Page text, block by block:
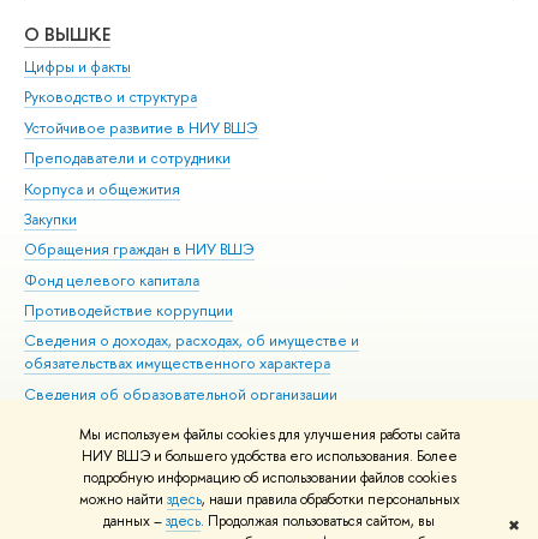
Мы используем файлы cookies для улучшения работы сайта
НИУ ВШЭ и большего удобства его использования. Более
подробную информацию об использовании файлов cookies
можно найти здесь, наши правила обработки персональных
данных –здесь. Продолжая пользоваться сайтом, вы
✖
О ВЫШКЕ
Цифры и факты
Руководство и структура
Устойчивое развитие в НИУ ВШЭ
Преподаватели и сотрудники
Корпуса и общежития
Закупки
Обращения граждан в НИУ ВШЭ
Фонд целевого капитала
Противодействие коррупции
Сведения о доходах, расходах, об имуществе и
обязательствах имущественного характера
Сведения об образовательной организации
Людям с ограниченными возможностями здоровья
Единая платежная страница
Работа в Вышке